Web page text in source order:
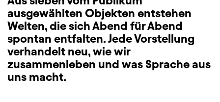
ausgewählten Objekten entstehen
Welten, die sich Abend für Abend
spontan entfalten. Jede Vorstellung
verhandelt neu, wie wir
zusammenleben und was Sprache aus
uns macht.